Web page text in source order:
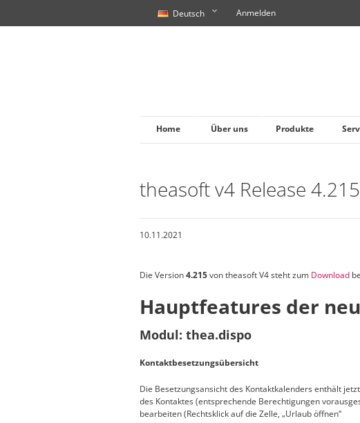
Deutsch Anmelden
Home Über uns Produkte
theasoft v4 Release 4.215
10.11.2021
Die Version4.215von theasoft V4 steht zum Download
Hauptfeatures der
Modul: thea.dispo
Kontaktbesetzungsübersicht
Die Besetzungsansicht des Kontaktkalenders enthält
des Kontaktes (entsprechende Berechtigungen
bearbeiten (Rechtsklick auf die Zelle, „Urlaub öffnen“